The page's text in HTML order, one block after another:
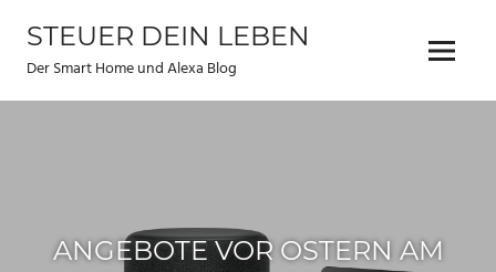
Inhalt
springen
STEUER DEIN LEBEN
Der Smart Home und Alexa Blog Menu
ANGEBOTE VOR OSTERN AM